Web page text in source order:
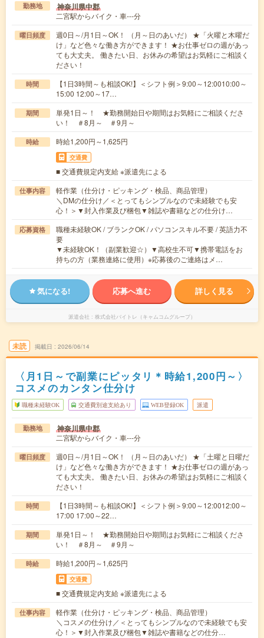
勤務地 神奈川県中郡
二宮駅からバイク・車---分
曜日頻度
週0日～/月1日～OK！ （月～日のあいだ） ★「火曜と木曜だ
け」など色々な働き方ができます！ ★お仕事ゼロの週があっ
ても大丈夫。 働きたい日、お休みの希望はお気軽にご相談く
ださい！
時間
【1日3時間～も相談OK!】＜シフト例＞9:00～12:0010:00～
15:00 12:00～17…
期間
単発1日～！ ★勤務開始日や期間はお気軽にご相談くださ
い！ ＃8月～ ＃9月～
時給 時給1,200円～1,625円
交通費
■ 交通費規定内支給 ※派遣先による
仕事内容
軽作業（仕分け・ピッキング・検品、商品管理）
＼DMの仕分け／＜とってもシンプルなので未経験でも安
心！＞▼封入作業及び梱包▼雑誌や書籍などの仕分け…
応募資格
職種未経験OK / ブランクOK / パソコンスキル不要 / 英語力不
要
▼未経験OK！（副業歓迎☆）▼高校生不可▼携帯電話をお
持ちの方（業務連絡に使用）※応募後のご連絡はメ…
気になる! 応募へ進む 詳しく見る
派遣会社 株式会社バイトレ（キャムコムグループ）
未読 掲載日 2026/06/14
〈月1日～で副業にピッタリ＊時給1,200円～〉
コスメのカンタン仕分け
職種未経験OK 交通費別途支給あり WEB登録OK 派遣
勤務地 神奈川県中郡
二宮駅からバイク・車---分
曜日頻度
週0日～/月1日～OK！ （月～日のあいだ） ★「土曜と日曜だ
け」など色々な働き方ができます！ ★お仕事ゼロの週があっ
ても大丈夫。 働きたい日、お休みの希望はお気軽にご相談く
ださい！
時間
【1日3時間～も相談OK!】＜シフト例＞9:00～12:0012:00～
17:00 17:00～22…
期間
単発1日～！ ★勤務開始日や期間はお気軽にご相談くださ
い！ ＃8月～ ＃9月～
時給 時給1,200円～1,625円
交通費
■ 交通費規定内支給 ※派遣先による
仕事内容
軽作業（仕分け・ピッキング・検品、商品管理）
＼コスメの仕分け／＜とってもシンプルなので未経験でも安
心！＞▼封入作業及び梱包▼雑誌や書籍などの仕分…